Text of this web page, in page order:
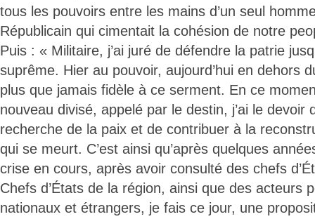
tous les pouvoirs entre les mains d’un seul
Républicain qui cimentait la cohésion de notre
Puis : « Militaire, j’ai juré de défendre la patrie
suprême. Hier au pouvoir, aujourd’hui en dehors
plus que jamais fidèle à ce serment. En ce
nouveau divisé, appelé par le destin, j’ai le devoir
recherche de la paix et de contribuer à la
qui se meurt. C’est ainsi qu’après quelques
crise en cours, après avoir consulté des chefs
Chefs d’États de la région, ainsi que des acteurs
nationaux et étrangers, je fais ce jour, une